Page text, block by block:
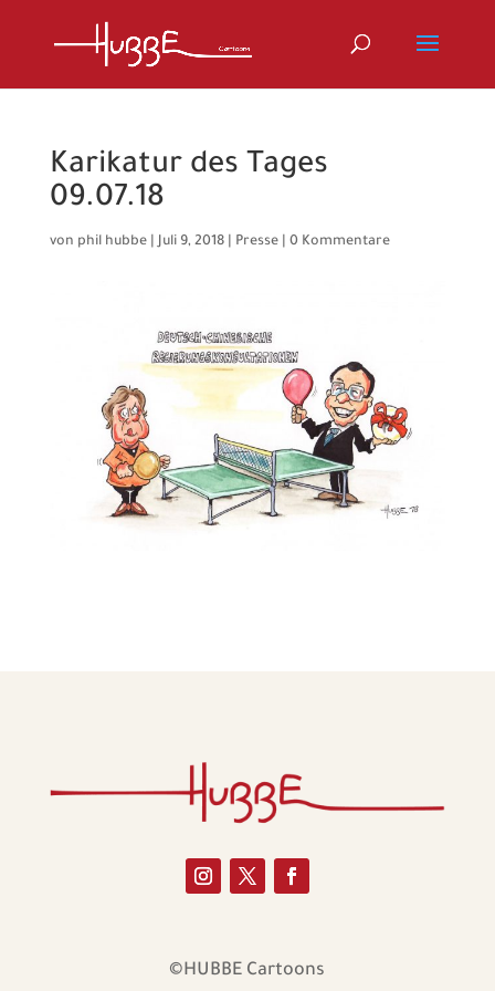
Karikatur des Tages
09.07.18
von phil hubbe|Juli 9, 2018| Presse| 0 Kommentare
©HUBBE Cartoons